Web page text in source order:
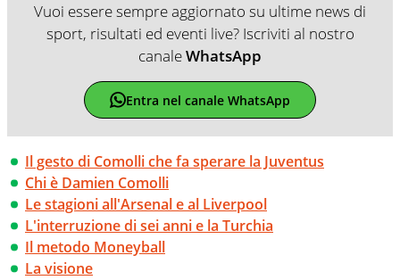
Vuoi essere sempre aggiornato su ultime news di
sport, risultati ed eventi live? Iscriviti al nostro
canaleWhatsApp
Entra nel canale WhatsApp
Il gesto di Comolli che fa sperare la Juventus
Chi è Damien Comolli
Le stagioni all'Arsenal e al Liverpool
L'interruzione di sei anni e la Turchia
Il metodo Moneyball
La visione